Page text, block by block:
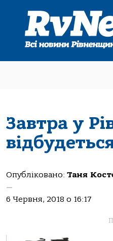
Завтра у
Опубліковано: Таня
—
6 Червня, 2018 о 16:17